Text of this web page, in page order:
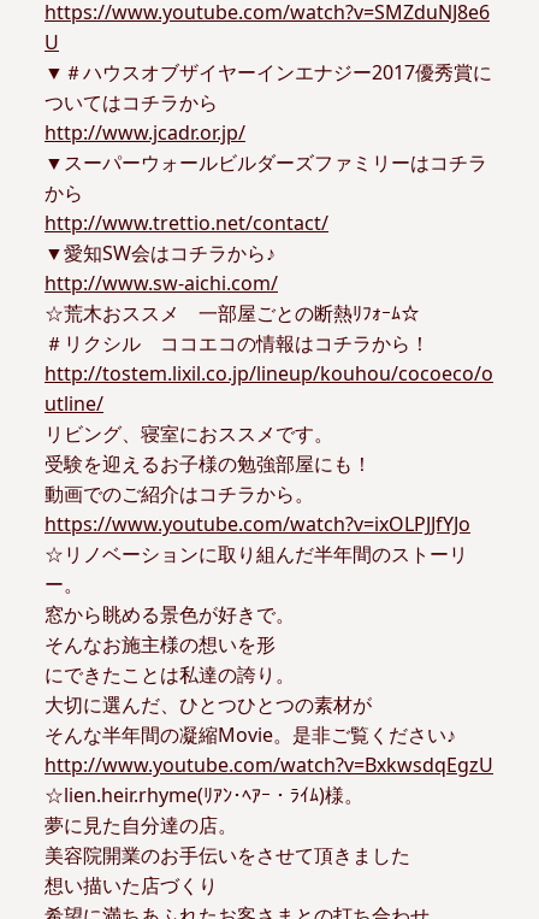
https://www.youtube.com/watch?v=SMZduNJ8e6
U
▼＃ハウスオブザイヤーインエナジー2017優秀賞に
ついてはコチラから
http://www.jcadr.or.jp/
▼スーパーウォールビルダーズファミリーはコチラ
から
http://www.trettio.net/contact/
▼愛知SW会はコチラから♪
http://www.sw-aichi.com/
☆荒木おススメ 一部屋ごとの断熱ﾘﾌｫｰﾑ☆
＃リクシル ココエコの情報はコチラから！
http://tostem.lixil.co.jp/lineup/kouhou/cocoeco/o
utline/
リビング、寝室におススメです。
受験を迎えるお子様の勉強部屋にも！
動画でのご紹介はコチラから。
https://www.youtube.com/watch?v=ixOLPJJfYJo
☆リノベーションに取り組んだ半年間のストーリ
ー。
窓から眺める景色が好きで。
そんなお施主様の想いを形
にできたことは私達の誇り。
大切に選んだ、ひとつひとつの素材が
そんな半年間の凝縮Movie。是非ご覧ください♪
http://www.youtube.com/watch?v=BxkwsdqEgzU
☆lien.heir.rhyme(ﾘｱﾝ･ﾍｱｰ・ﾗｲﾑ)様。
夢に見た自分達の店。
美容院開業のお手伝いをさせて頂きました
想い描いた店づくり